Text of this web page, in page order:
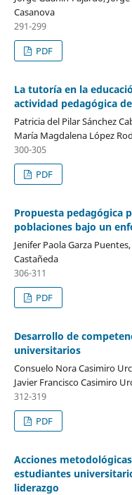
Casanova
291-299
PDF
La tutoría en la
actividad pedagógica
Patricia del Pilar Sánchez
María Magdalena López
300-305
PDF
Propuesta pedagógica
poblaciones bajo un
Jenifer Paola Garza
Castañeda
306-311
PDF
Desarrollo de
universitarios
Consuelo Nora Casimiro
Javier Francisco Casimiro
312-319
PDF
Acciones
estudiantes
liderazgo